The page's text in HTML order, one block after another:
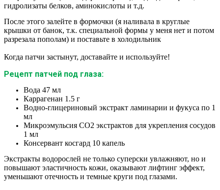
гидролизаты белков, аминокислоты и т.д.
После этого залейте в формочки (я наливала в круглые
крышки от банок, т.к. специальной формы у меня нет и потом
разрезала пополам) и поставьте в холодильник
Когда патчи застынут, доставайте и используйте!
Рецепт патчей под глаза:
Вода 47 мл
Каррагенан 1.5 г
Водно-глицериновый экстракт ламинарии и фукуса по 1
мл
Микроэмульсия СО2 экстрактов для укрепления сосудов
1 мл
Консервант косгард 10 капель
Экстракты водорослей не только суперски увлажняют, но и
повышают эластичность кожи, оказывают лифтинг эффект,
уменьшают отечность и темные круги под глазами.